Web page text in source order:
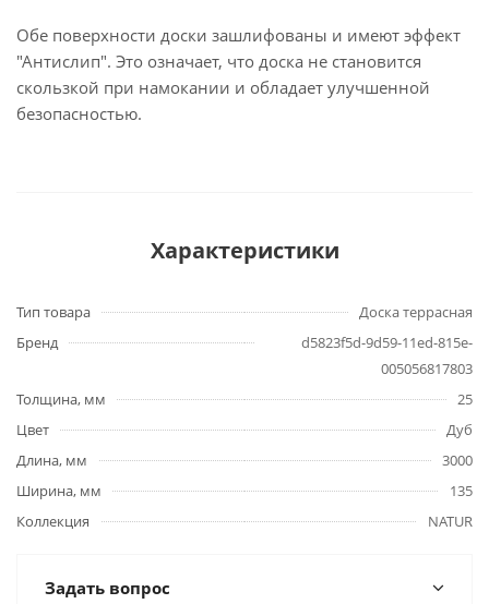
Обе поверхности доски зашлифованы и имеют эффект
"Антислип". Это означает, что доска не становится
скользкой при намокании и обладает улучшенной
безопасностью.
Характеристики
Тип товара
Доска террасная
Бренд
d5823f5d-9d59-11ed-815e-
005056817803
Толщина, мм
25
Цвет
Дуб
Длина, мм
3000
Ширина, мм
135
Коллекция
NATUR
Задать вопрос